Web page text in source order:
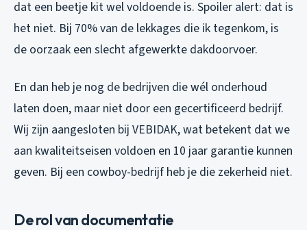
dat een beetje kit wel voldoende is. Spoiler alert: dat is
het niet. Bij 70% van de lekkages die ik tegenkom, is
de oorzaak een slecht afgewerkte dakdoorvoer.
En dan heb je nog de bedrijven die wél onderhoud
laten doen, maar niet door een gecertificeerd bedrijf.
Wij zijn aangesloten bij VEBIDAK, wat betekent dat we
aan kwaliteitseisen voldoen en 10 jaar garantie kunnen
geven. Bij een cowboy-bedrijf heb je die zekerheid niet.
De rol van documentatie